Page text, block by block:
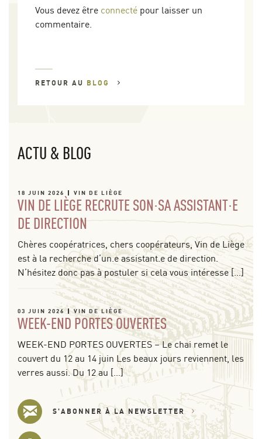
Vous devez être connecté pour laisser un
commentaire.
RETOUR AU BLOG
ACTU & BLOG
18 JUIN 2026 VIN DE LIÈGE
VIN DE LIÈGE RECRUTE SON·SA ASSISTANT·E
DE DIRECTION
Chères coopératrices, chers coopérateurs, Vin de Liège
est à la recherche d’un.e assistant.e de direction.
N’hésitez donc pas à postuler si cela vous intéresse […]
03 JUIN 2026 VIN DE LIÈGE
WEEK-END PORTES OUVERTES
WEEK-END PORTES OUVERTES – Le chai remet le
couvert du 12 au 14 juin Les beaux jours reviennent, les
verres aussi. Du 12 au […]
S'ABONNER À LA NEWSLETTER